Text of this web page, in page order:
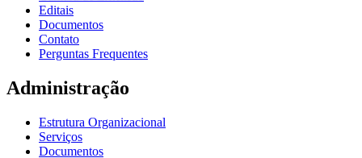
Editais
Documentos
Contato
Perguntas Frequentes
Administração
Estrutura Organizacional
Serviços
Documentos